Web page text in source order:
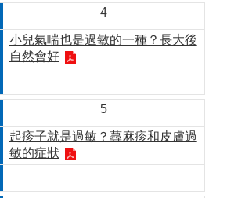
4
小兒氣喘也是過敏的一種？長大後
自然會好
5
起疹子就是過敏？蕁麻疹和皮膚過
敏的症狀